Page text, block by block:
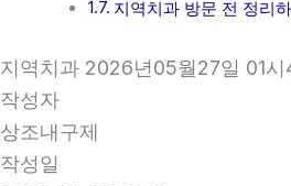
지역치과 방문 전 정리
지역치과 2026년05월27일 01
작성자
상조내구제
작성일